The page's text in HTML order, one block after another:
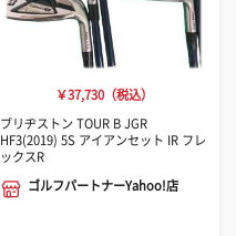
￥37,730（税込）
ブリヂストン TOUR B JGR
HF3(2019) 5S アイアンセット IR フレ
ックスR
ゴルフパートナーYahoo!店